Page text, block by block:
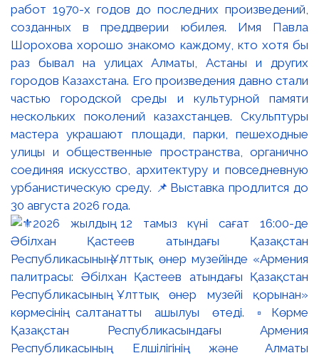
работ 1970-х годов до последних произведений,
созданных в преддверии юбилея. Имя Павла
Шорохова хорошо знакомо каждому, кто хотя бы
раз бывал на улицах Алматы, Астаны и других
городов Казахстана. Его произведения давно стали
частью городской среды и культурной памяти
нескольких поколений казахстанцев. Скульптуры
мастера украшают площади, парки, пешеходные
улицы и общественные пространства, органично
соединяя искусство, архитектуру и повседневную
урбанистическую среду. 📌Выставка продлится до
30 августа 2026 года.